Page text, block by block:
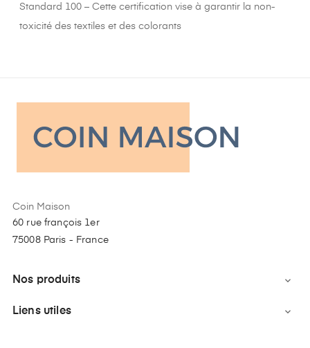
Standard 100 – Cette certification vise à garantir la non-
toxicité des textiles et des colorants
Coin Maison
60 rue françois 1er
75008 Paris - France
Nos produits 
Liens utiles 